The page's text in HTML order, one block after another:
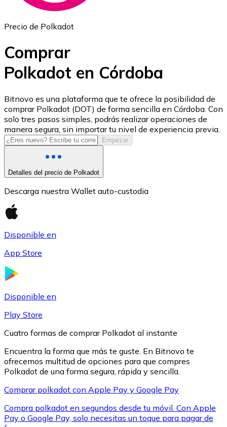
USD Coin
USDC
XRP
XRP
Precio de Polkadot
Comprar
Polkadot en Córdoba
Bitnovo es una plataforma que te ofrece la posibilidad de
comprar Polkadot (DOT) de forma sencilla en Córdoba. Con
solo tres pasos simples, podrás realizar operaciones de
manera segura, sin importar tu nivel de experiencia previa.
Empezar
Detalles del precio de Polkadot
Descarga nuestra Wallet auto-custodia
Disponible en
App Store
Disponible en
Play Store
Cuatro formas de comprar Polkadot al instante
Encuentra la forma que más te guste. En Bitnovo te
ofrecemos multitud de opciones para que compres
Polkadot de una forma segura, rápida y sencilla.
Comprar polkadot con Apple Pay y Google Pay
Compra polkadot en segundos desde tu móvil. Con Apple
Pay o Google Pay, solo necesitas un toque para pagar de